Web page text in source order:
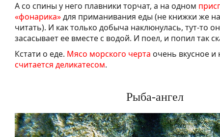
А со спины у него плавники торчат, а на одном
«фонарика»для приманивания еды (не книжки же
читать). И как только добыча наклюнулась, тут-то
засасывает ее вместе с водой. И поел, и попил так
Кстати о еде. Мясо морского черта очень вкусное
считается деликатесом.
Рыба-ангел